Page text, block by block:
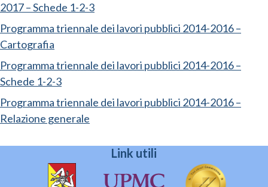
2017 – Schede 1-2-3
Programma triennale dei lavori pubblici 2014-2016 –
Cartografia
Programma triennale dei lavori pubblici 2014-2016 –
Schede 1-2-3
Programma triennale dei lavori pubblici 2014-2016 –
Relazione generale
Link utili